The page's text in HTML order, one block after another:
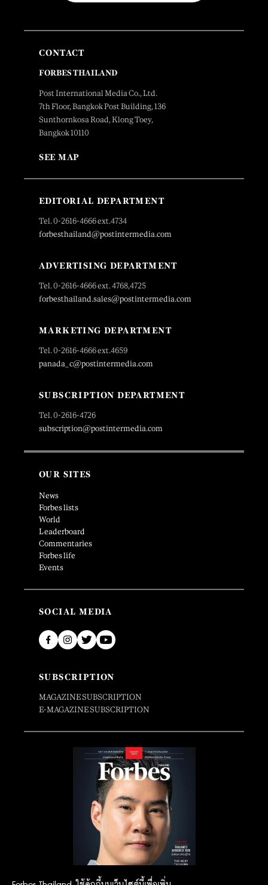
CONTACT
FORBES THAILAND
Post International Media Co., Ltd.
7th Floor, Bangkok Post Building, 136
Sunthornkosa Road, Klong Toey,
Bangkok 10110
SEE MAP
EDITORIAL DEPARTMENT
Tel. 0-2616-4666 ext.4734
forbesthailand@postintermedia.com
ADVERTISING DEPARTMENT
Tel. 0-2616-4666 ext. 4768,4725
forbesthailand.sales@postintermedia.com
MARKETING DEPARTMENT
Tel. 0-2616-4666 ext.4659
panada_c@postintermedia.com
SUBSCRIPTION DEPARTMENT
Tel. 0-2616-4726
subscription@postintermedia.com
OUR SITES
News
Forbes lists
World
Leaderboard
Commentaries
Forbes life
Events
SOCIAL MEDIA
SUBSCRIPTION
MAGAZINE SUBSCRIPTION
E-MAGAZINE SUBSCRIPTION